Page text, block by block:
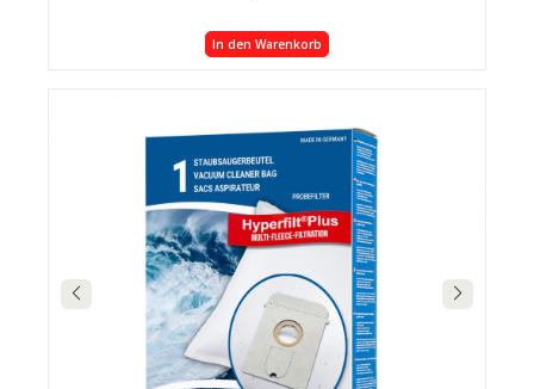
In den Warenkorb